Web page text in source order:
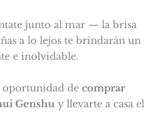
junto al mar — la brisa
a lo lejos te brindarán un
e inolvidable.
oportunidad de comprar
Genshu y llevarte a casa el